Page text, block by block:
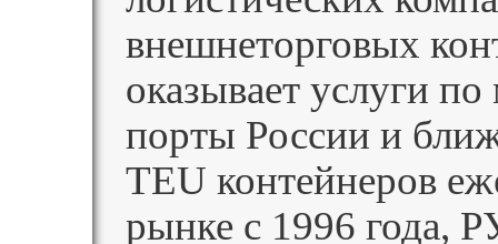
внешнеторговых
оказывает услуги
порты России и
TEU контейнеров
рынке с 1996 года,